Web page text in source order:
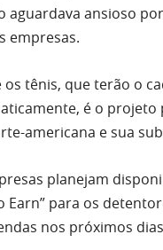
aguardava ansioso
empresas.
os tênis, que terão o
é o projeto
americana e sua
planejam
Earn” para os
nos próximos